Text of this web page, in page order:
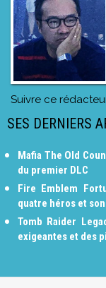
Suivre ce
SES DERNIERS
Mafia The Old
du premier DLC
Fire Emblem
quatre héros et
Tomb Raider
exigeantes et des